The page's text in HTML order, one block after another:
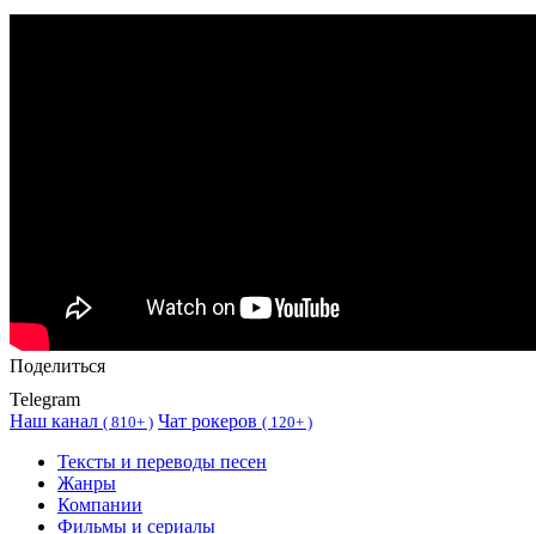
Поделиться
Telegram
Наш канал ( 810+ ) Чат рокеров ( 120+ )
Тексты и переводы песен
Жанры
Компании
Фильмы и сериалы